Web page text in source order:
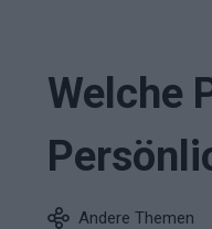
Welche
Andere Themen